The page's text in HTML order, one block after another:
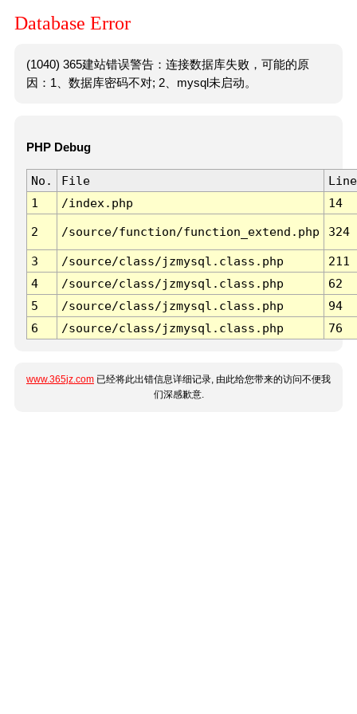
Database Error
(1040) 365建站错误警告：连接数据库失败，可能的原
因：1、数据库密码不对; 2、mysql未启动。
PHP Debug
No. File
Line
1
/index.php 14
2 /source/function/function_extend.php 324
3 /source/class/jzmysql.class.php
211
4
/source/class/jzmysql.class.php
62
5
/source/class/jzmysql.class.php
94
6
/source/class/jzmysql.class.php 76
www.365jz.com 已经将此出错信息详细记录, 由此给您带来的访问不便我
们深感歉意.